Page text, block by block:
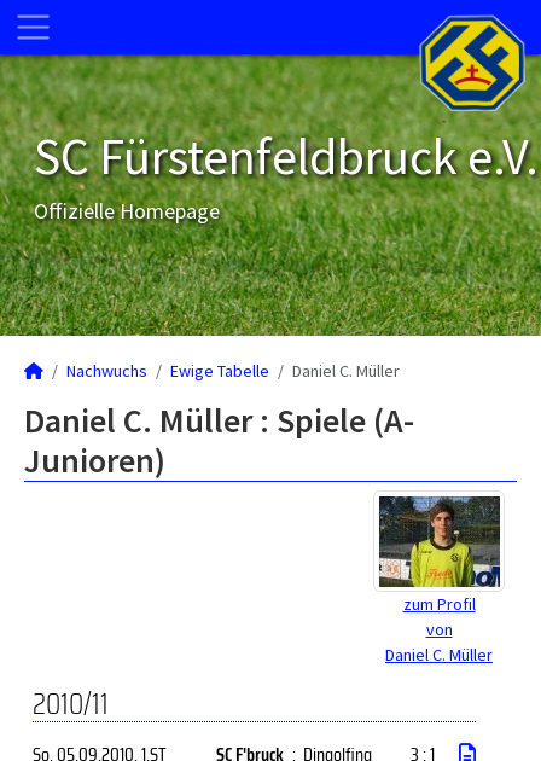
SC Fürstenfeldbruck e.V.
Offizielle Homepage
Nachwuchs Ewige Tabelle Daniel C. Müller
Daniel C. Müller : Spiele (A-
Junioren)
zum Profil
von
Daniel C. Müller
2010/11
So, 05.09.2010, 1.ST SC F'bruck : Dingolfing
3 : 1